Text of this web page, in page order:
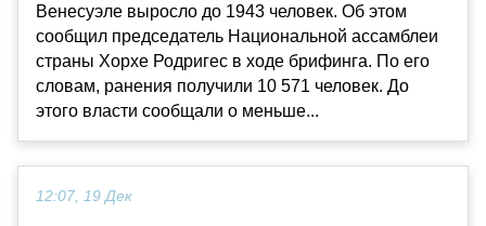
Венесуэле выросло до 1943 человек. Об этом
сообщил председатель Национальной ассамблеи
страны Хорхе Родригес в ходе брифинга. По его
словам, ранения получили 10 571 человек. До
этого власти сообщали о меньше...
12:07, 19 Дек